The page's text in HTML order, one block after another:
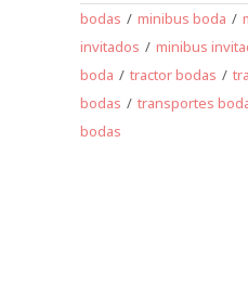
bodas / minibus boda /
invitados / minibus
boda / tractor bodas /
bodas / transportes
bodas